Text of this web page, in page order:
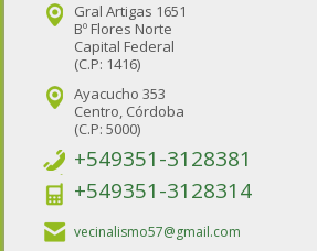
Gral Artigas 1651
Bº Flores Norte
Capital Federal
(C.P: 1416)
Ayacucho 353
Centro, Córdoba
(C.P: 5000)
+549351-3128381
+549351-3128314
vecinalismo57@gmail.com